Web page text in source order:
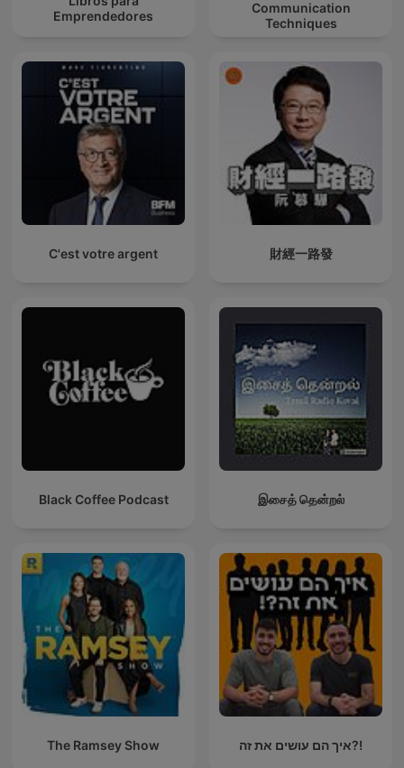
Emprendedores
Communication
Techniques
C'est votre argent 財經一路發
Black Coffee Podcast இசைத் தென்றல்
The Ramsey Show איך הם עושים את זה?!